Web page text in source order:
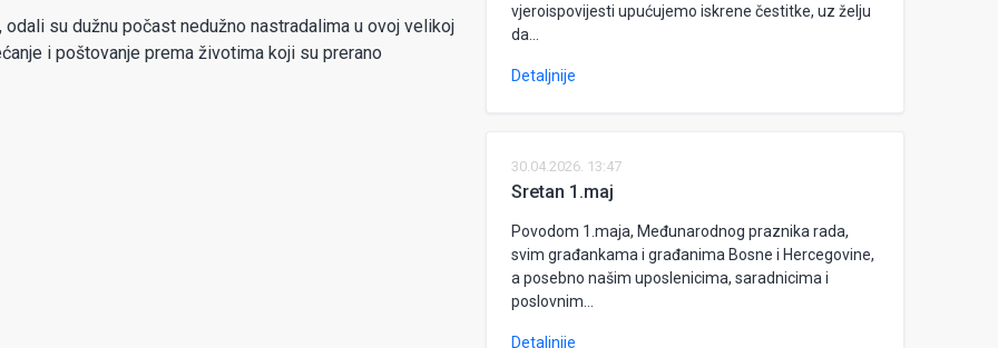
su dužnu počast nedužno nastradalima u ovoj velikoj
i poštovanje prema životima koji su prerano
vjeroispovijesti upućujemo iskrene čestitke, uz želju
da...
Detaljnije
30.04.2026. 13:47
Sretan 1.maj
Povodom 1.maja, Međunarodnog praznika rada,
svim građankama i građanima Bosne i Hercegovine,
a posebno našim uposlenicima, saradnicima i
poslovnim...
Detaljnije